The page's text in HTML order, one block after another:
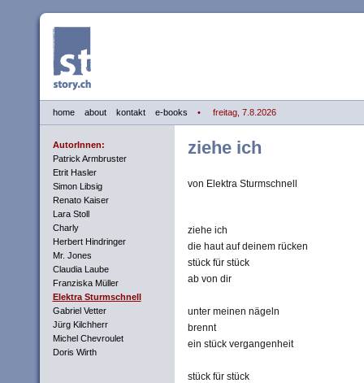
home about kontakt e-books • freitag, 7.8.2026
AutorInnen:
Patrick Armbruster
Etrit Hasler
Simon Libsig
Renato Kaiser
Lara Stoll
Charly
Herbert Hindringer
Mr. Jones
Claudia Laube
Franziska Müller
Elektra Sturmschnell
Gabriel Vetter
Jürg Kilchherr
Michel Chevroulet
Doris Wirth
ziehe ich
von Elektra Sturmschnell
ziehe ich
die haut auf deinem rücken
stück für stück
ab von dir
unter meinen nägeln
brennt
ein stück vergangenheit
stück für stück